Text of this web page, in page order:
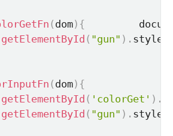
( dom) {
getElementById ( "gun" ) . style
( dom) {
getElementById ( 'colorGet' ) .
getElementById ( "gun" ) . style